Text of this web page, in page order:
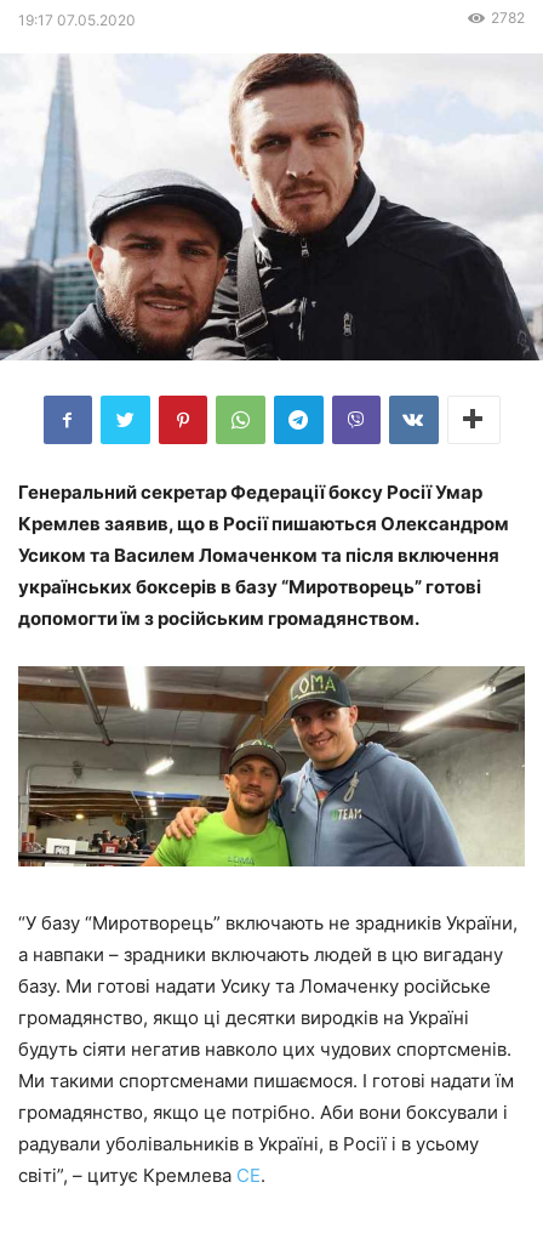
19:17 07.05.2020 2782
Генеральний секретар Федерації боксу Росії Умар
Кремлев заявив, що в Росії пишаються Олександром
Усиком та Василем Ломаченком та після включення
українських боксерів в базу “Миротворець” готові
допомогти їм з російським громадянством.
“У базу “Миротворець” включають не зрадників України,
а навпаки – зрадники включають людей в цю вигадану
базу. Ми готові надати Усику та Ломаченку російське
громадянство, якщо ці десятки виродків на Україні
будуть сіяти негатив навколо цих чудових спортсменів.
Ми такими спортсменами пишаємося. I готові надати їм
громадянство, якщо це потрібно. Аби вони боксували і
радували уболівальників в Україні, в Росії і в усьому
світі”, – цитує Кремлева СЕ.